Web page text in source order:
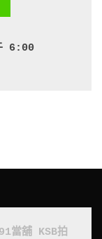
6:00
當舖 KSB拍